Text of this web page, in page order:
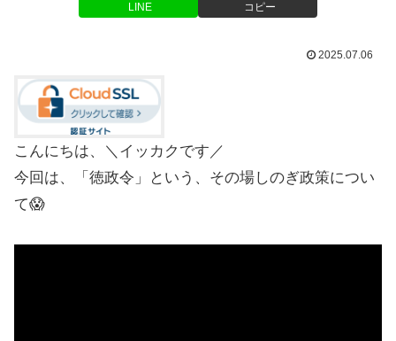
LINE コピー
2025.07.06
こんにちは、＼イッカクです／
今回は、「徳政令」という、その場しのぎ政策につい
て😱